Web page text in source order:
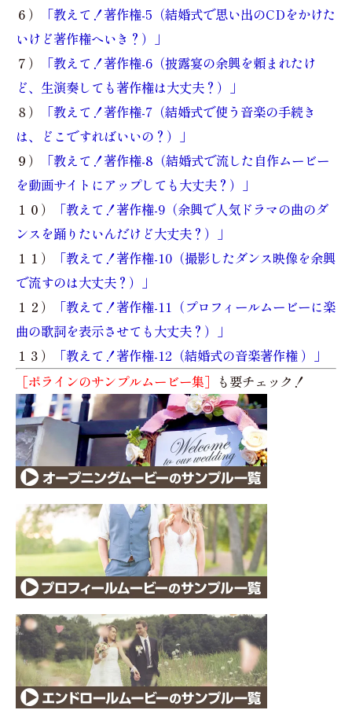
６）
「教えて！著作権-5（結婚式で思い出のCDをかけた
いけど著作権へいき？）」
７）
「教えて！著作権-6（披露宴の余興を頼まれたけ
ど、生演奏しても著作権は大丈夫？）」
８）
「教えて！著作権-7（結婚式で使う音楽の手続き
は、どこですればいいの？）」
９）
「教えて！著作権-8（結婚式で流した自作ムービー
を動画サイトにアップしても大丈夫？）」
１０）
「教えて！著作権-9（余興で人気ドラマの曲のダ
ンスを踊りたいんだけど大丈夫？）」
１１）
「教えて！著作権-10（撮影したダンス映像を余興
で流すのは大丈夫？）」
１２）
「教えて！著作権-11（プロフィールムービーに楽
曲の歌詞を表示させても大丈夫？）」
１３）
「教えて！著作権-12（結婚式の音楽著作権 ）」
［ポラインのサンプルムービー集］ も要チェック！